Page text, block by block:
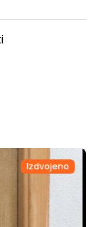
Izdvojeno